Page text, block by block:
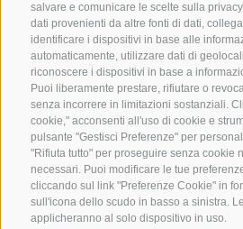
salvare e comunicare le scelte sulla
dati provenienti da altre fonti di dati,
identificare i dispositivi in base alle
automaticamente, utilizzare dati di
riconoscere i dispositivi in base a
Puoi liberamente prestare, rifiutare o
senza incorrere in limitazioni sostanziali.
cookie," acconsenti all'uso di cookie e
pulsante "Gestisci Preferenze" per
"Rifiuta tutto" per proseguire senza cookie
necessari. Puoi modificare le tue
cliccando sul link "Preferenze Cookie" in
sull'icona dello scudo in basso a sinistra.
applicheranno al solo dispositivo in uso.
Rimani aggiornato sulle
Registrati